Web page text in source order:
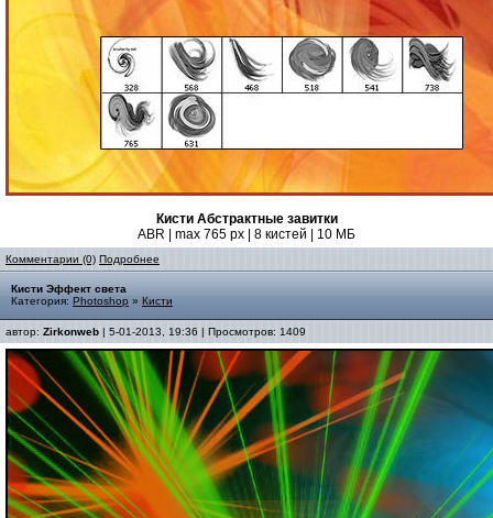
Кисти Абстрактные завитки
ABR | max 765 px | 8 кистей | 10 МБ
Комментарии (0) Подробнее
Кисти Эффект света
Категория: Photoshop » Кисти
автор: Zirkonweb | 5-01-2013, 19:36 | Просмотров: 1409